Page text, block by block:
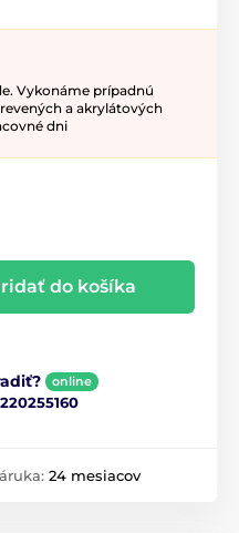
Vykonáme prípadnú
a akrylátových
dni
do košíka
online
24 mesiacov